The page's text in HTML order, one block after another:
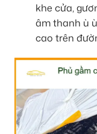
khe cửa,
âm thanh ù
cao trên